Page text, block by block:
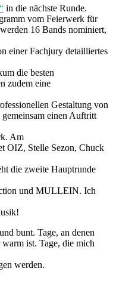
in die nächste Runde.
vom Feierwerk für
16 Bands nominiert,
einer Fachjury detailliertes
die besten
zudem eine
Gestaltung von
einen Auftritt
Am
OIZ, Stelle Sezon, Chuck
die zweite Hauptrunde
und MULLEIN. Ich
bunt. Tage, an denen
warm ist. Tage, die mich
werden.